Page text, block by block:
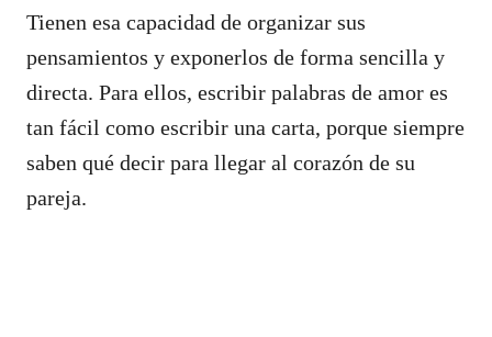
Tienen esa capacidad de organizar sus
pensamientos y exponerlos de forma sencilla y
directa. Para ellos, escribir palabras de amor es
tan fácil como escribir una carta, porque siempre
saben qué decir para llegar al corazón de su
pareja.